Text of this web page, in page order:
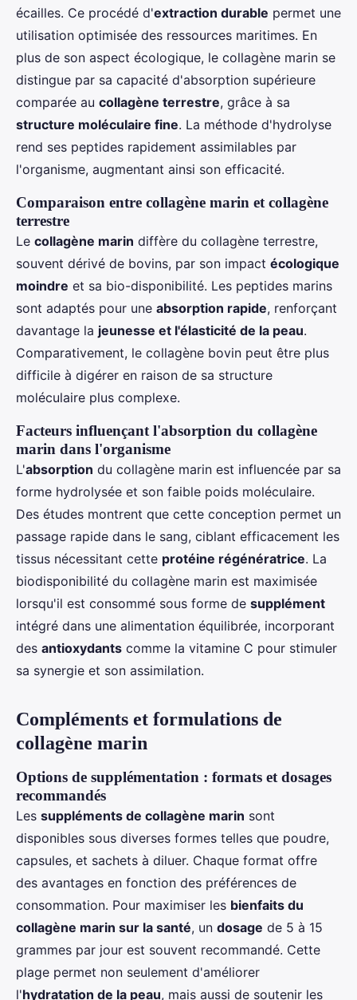
écailles. Ce procédé d'extraction durable permet une
utilisation optimisée des ressources maritimes. En
plus de son aspect écologique, le collagène marin se
distingue par sa capacité d'absorption supérieure
comparée au collagène terrestre, grâce à sa
structure moléculaire fine. La méthode d'hydrolyse
rend ses peptides rapidement assimilables par
l'organisme, augmentant ainsi son efficacité.
Comparaison entre collagène marin et collagène
terrestre
Le collagène marin diffère du collagène terrestre,
souvent dérivé de bovins, par son impact écologique
moindre et sa bio-disponibilité. Les peptides marins
sont adaptés pour une absorption rapide, renforçant
davantage la jeunesse et l'élasticité de la peau.
Comparativement, le collagène bovin peut être plus
difficile à digérer en raison de sa structure
moléculaire plus complexe.
Facteurs influençant l'absorption du collagène
marin dans l'organisme
L'absorption du collagène marin est influencée par sa
forme hydrolysée et son faible poids moléculaire.
Des études montrent que cette conception permet un
passage rapide dans le sang, ciblant efficacement les
tissus nécessitant cette protéine régénératrice. La
biodisponibilité du collagène marin est maximisée
lorsqu'il est consommé sous forme de supplément
intégré dans une alimentation équilibrée, incorporant
des antioxydants comme la vitamine C pour stimuler
sa synergie et son assimilation.
Compléments et formulations de
collagène marin
Options de supplémentation : formats et dosages
recommandés
Les suppléments de collagène marin sont
disponibles sous diverses formes telles que poudre,
capsules, et sachets à diluer. Chaque format offre
des avantages en fonction des préférences de
consommation. Pour maximiser les bienfaits du
collagène marin sur la santé, un dosage de 5 à 15
grammes par jour est souvent recommandé. Cette
plage permet non seulement d'améliorer
l'hydratation de la peau, mais aussi de soutenir les